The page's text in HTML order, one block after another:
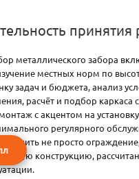
металлического забора
местных норм по
задач и бюджета, анализ
расчёт и подбор каркаса
с акцентом на
регулярного
не просто
конструкцию,